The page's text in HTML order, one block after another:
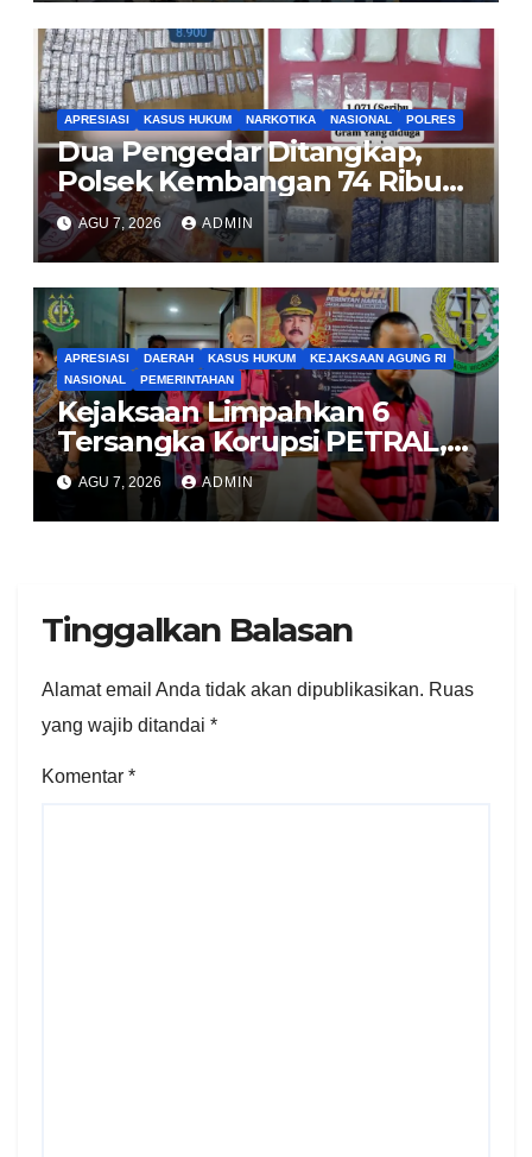
APRESIASI KASUS HUKUM NARKOTIKA NASIONAL POLRES
Dua Pengedar Ditangkap,
Polsek Kembangan 74 Ribu
Obat Keras, Sabu Hingga
Puluhan Vape Etomidate
Diamankan
AGU 7, 2026 ADMIN
APRESIASI DAERAH KASUS HUKUM
KEJAKSAAN AGUNG RI
NASIONAL
PEMERINTAHAN
Kejaksaan Limpahkan 6
Tersangka Korupsi PETRAL,
PES dan ISC ke PN Tipikor
Jakarta Pusat
AGU 7, 2026 ADMIN
Tinggalkan Balasan
Alamat email Anda tidak akan dipublikasikan. Ruas
yang wajib ditandai *
Komentar *